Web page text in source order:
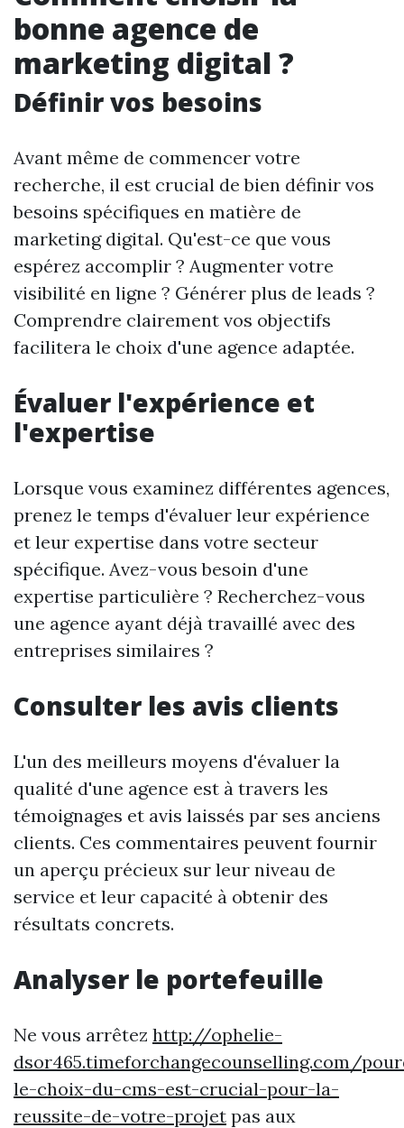
bonne agence de
marketing digital ?
Définir vos besoins
Avant même de commencer votre
recherche, il est crucial de bien définir vos
besoins spécifiques en matière de
marketing digital. Qu'est-ce que vous
espérez accomplir ? Augmenter votre
visibilité en ligne ? Générer plus de leads ?
Comprendre clairement vos objectifs
facilitera le choix d'une agence adaptée.
Évaluer l'expérience et
l'expertise
Lorsque vous examinez différentes agences,
prenez le temps d'évaluer leur expérience
et leur expertise dans votre secteur
spécifique. Avez-vous besoin d'une
expertise particulière ? Recherchez-vous
une agence ayant déjà travaillé avec des
entreprises similaires ?
Consulter les avis clients
L'un des meilleurs moyens d'évaluer la
qualité d'une agence est à travers les
témoignages et avis laissés par ses anciens
clients. Ces commentaires peuvent fournir
un aperçu précieux sur leur niveau de
service et leur capacité à obtenir des
résultats concrets.
Analyser le portefeuille
Ne vous arrêtez http://ophelie-
dsor465.timeforchangecounselling.com/
le-choix-du-cms-est-crucial-pour-la-
reussite-de-votre-projet pas aux